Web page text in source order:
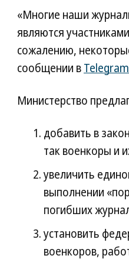
«Многие наши
являются
сожалению,
сообщении в
Министерство
добавить в
так военкоры и
увеличить
выполнении
погибших
установить
военкоров,